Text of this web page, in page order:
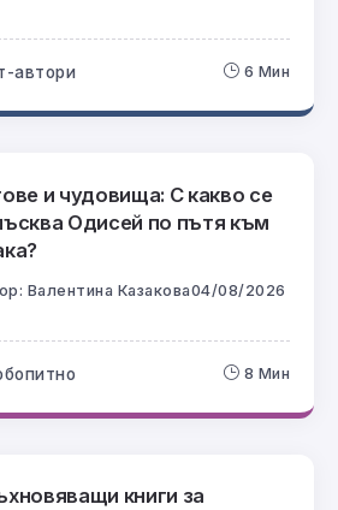
автори 6 Мин
и чудовища: С какво се
Одисей по пътя към
Валентина Казакова04/08/2026
8 Мин
книги за